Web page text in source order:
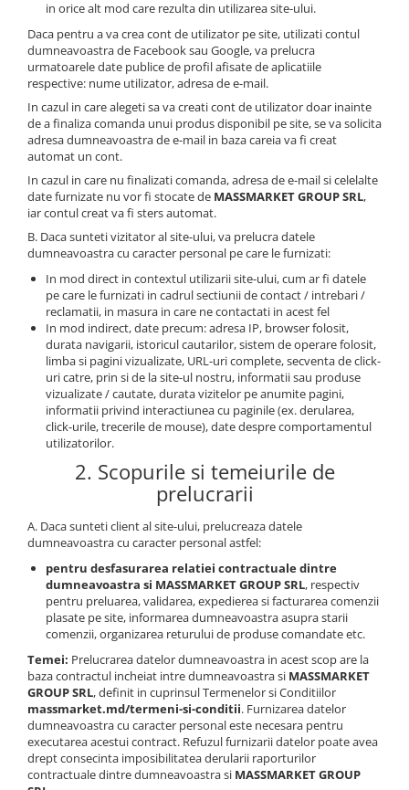
Forfaci la rapitor
Momeli la rapitor
Nada si momeala
Nada
Pelete
Boiles
Wafters
Pop-up
Momeala artificiala
Seminte si mix de seminte
Aditivi, arome, dipuri
Pescuit la copca
Bagajerie pescuit
Genti
Penare
Altele
Accesorii conexe pescuit
Instrumente
Barci, sonare
Accesorii pentru barci
Sonare
Camping pescuit
Accesorii
Aragazuri, incalzitoare
Corturi, Pavilioane
Frigidere
in orice alt mod care rezulta din utilizarea site-ului.
Daca pentru a va crea cont de utilizator pe site, utilizati contul
dumneavoastra de Facebook sau Google, va prelucra
urmatoarele date publice de profil afisate de aplicatiile
respective: nume utilizator, adresa de e-mail.
In cazul in care alegeti sa va creati cont de utilizator doar inainte
de a finaliza comanda unui produs disponibil pe site, se va solicita
adresa dumneavoastra de e-mail in baza careia va fi creat
automat un cont.
In cazul in care nu finalizati comanda, adresa de e-mail si celelalte
date furnizate nu vor fi stocate de MASSMARKET GROUP SRL,
iar contul creat va fi sters automat.
B. Daca sunteti vizitator al site-ului, va prelucra datele
dumneavoastra cu caracter personal pe care le furnizati:
In mod direct in contextul utilizarii site-ului, cum ar fi datele
pe care le furnizati in cadrul sectiunii de contact / intrebari /
reclamatii, in masura in care ne contactati in acest fel
In mod indirect, date precum: adresa IP, browser folosit,
durata navigarii, istoricul cautarilor, sistem de operare folosit,
limba si pagini vizualizate, URL-uri complete, secventa de click-
uri catre, prin si de la site-ul nostru, informatii sau produse
vizualizate / cautate, durata vizitelor pe anumite pagini,
informatii privind interactiunea cu paginile (ex. derularea,
click-urile, trecerile de mouse), date despre comportamentul
utilizatorilor.
2. Scopurile si temeiurile de
prelucrarii
A. Daca sunteti client al site-ului, prelucreaza datele
dumneavoastra cu caracter personal astfel:
pentru desfasurarea relatiei contractuale dintre
dumneavoastra si MASSMARKET GROUP SRL, respectiv
pentru preluarea, validarea, expedierea si facturarea comenzii
plasate pe site, informarea dumneavoastra asupra starii
comenzii, organizarea returului de produse comandate etc.
Temei: Prelucrarea datelor dumneavoastra in acest scop are la
baza contractul incheiat intre dumneavoastra si MASSMARKET
GROUP SRL, definit in cuprinsul Termenelor si Conditiilor
massmarket.md/termeni-si-conditii. Furnizarea datelor
dumneavoastra cu caracter personal este necesara pentru
executarea acestui contract. Refuzul furnizarii datelor poate avea
drept consecinta imposibilitatea derularii raporturilor
contractuale dintre dumneavoastra si MASSMARKET GROUP